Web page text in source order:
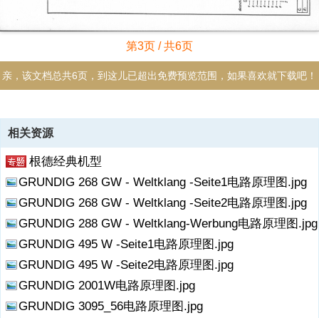
第3页 / 共6页
亲，该文档总共6页，到这儿已超出免费预览范围，如果喜欢就下载吧！
资源描述
《GRUNDIG 3010电路原理图.pdf》由会员分享，可在线阅读，更多相
关《GRUNDIG 3010电路原理图.pdf（6页珍藏版）》请在收音机爱好
者资料库上搜索。
相关资源
根德经典机型
GRUNDIG 268 GW - Weltklang -Seite1电路原理图.jpg
GRUNDIG 268 GW - Weltklang -Seite2电路原理图.jpg
GRUNDIG 288 GW - Weltklang-Werbung电路原理图.jpg
GRUNDIG 495 W -Seite1电路原理图.jpg
GRUNDIG 495 W -Seite2电路原理图.jpg
GRUNDIG 2001W电路原理图.jpg
GRUNDIG 3095_56电路原理图.jpg